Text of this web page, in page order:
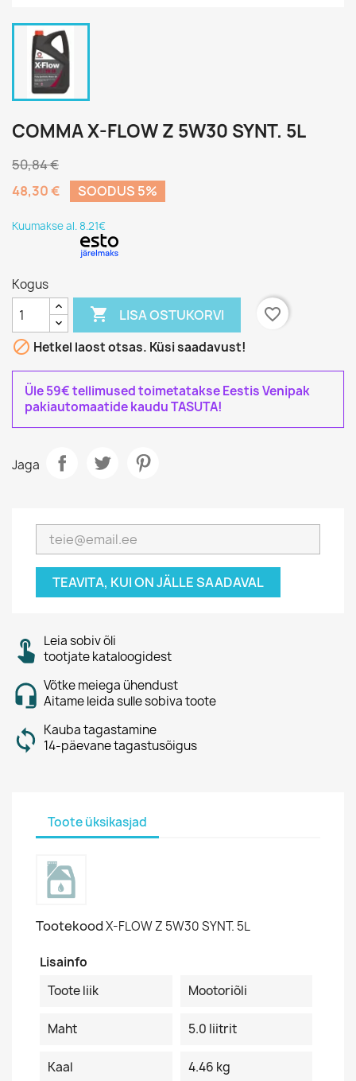
COMMA X-FLOW Z 5W30 SYNT. 5L
50,84 €
48,30 €
SOODUS 5%
Kuumakse al. 8.21€
Kogus
 LISA OSTUKORVI
favorite_border
 Hetkel laost otsas. Küsi saadavust!
Üle 59€ tellimused toimetatakse Eestis Venipak
pakiautomaatide kaudu TASUTA!
Jaga
TEAVITA, KUI ON JÄLLE SAADAVAL
Leia sobiv õli
tootjate kataloogidest
Võtke meiega ühendust
Aitame leida sulle sobiva toote
Kauba tagastamine
14-päevane tagastusõigus
Toote üksikasjad
TootekoodX-FLOW Z 5W30 SYNT. 5L
Lisainfo
Toote liik
Mootoriõli
Maht 5.0 Iiitrit
Kaal 4.46 kg